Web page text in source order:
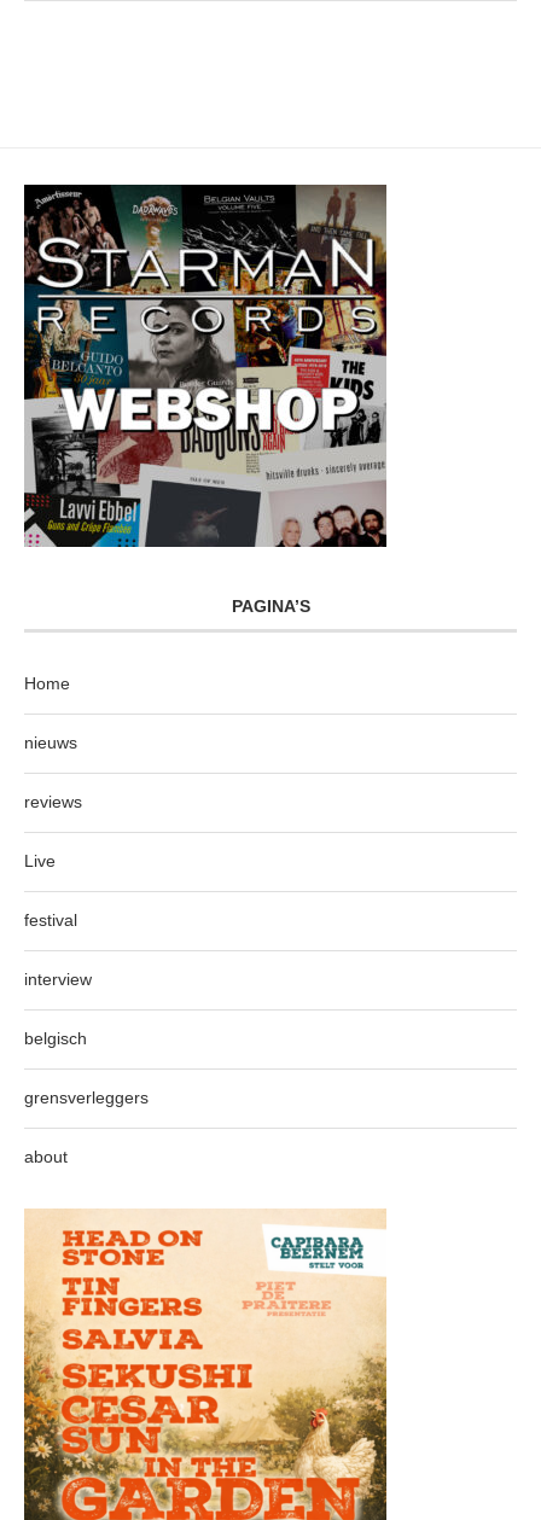
PAGINA’S
Home
nieuws
reviews
Live
festival
interview
belgisch
grensverleggers
about